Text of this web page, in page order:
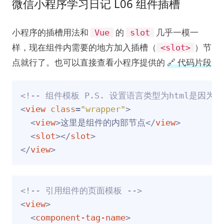
微信小程序学习日记 L06 组件插槽
小程序的插槽用法和 Vue 的 slot
几乎一模一
样，现在组件内需要的地方加入插槽（ <slot> ）节
点就行了。也可以直接查看小程序提供的 🔗 代码片段
<!-- 组件模板 P.S. 设置语言类型为html是因为
<view class="wrapper">
<view>这里是组件的内部节点</view>
<slot></slot>
</view>
<!-- 引用组件的页面模板 -->
<view>
<component-tag-name>